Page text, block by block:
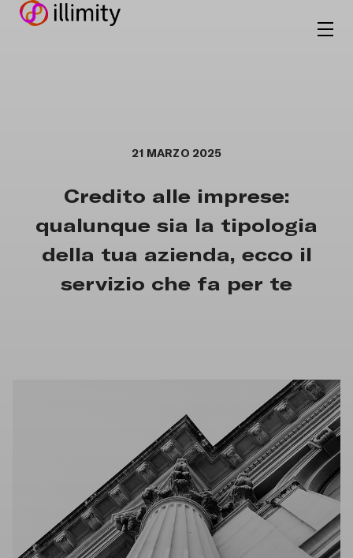
21 MARZO 2025
Credito alle imprese:
qualunque sia la tipologia
della tua azienda, ecco il
servizio che fa per te